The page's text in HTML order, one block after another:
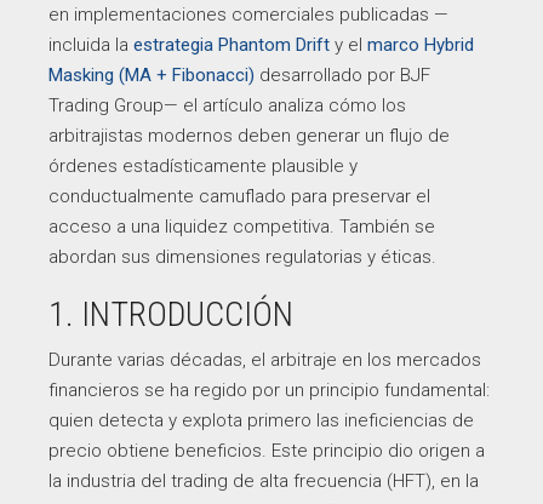
en implementaciones comerciales publicadas —
incluida la estrategia Phantom Drift y el marco Hybrid
Masking (MA + Fibonacci) desarrollado por BJF
Trading Group— el artículo analiza cómo los
arbitrajistas modernos deben generar un flujo de
órdenes estadísticamente plausible y
conductualmente camuflado para preservar el
acceso a una liquidez competitiva. También se
abordan sus dimensiones regulatorias y éticas.
1. INTRODUCCIÓN
Durante varias décadas, el arbitraje en los mercados
financieros se ha regido por un principio fundamental:
quien detecta y explota primero las ineficiencias de
precio obtiene beneficios. Este principio dio origen a
la industria del trading de alta frecuencia (HFT), en la